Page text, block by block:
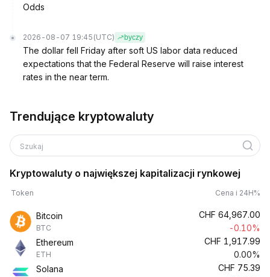
Odds
2026-08-07 19:45 (UTC) byczy
The dollar fell Friday after soft US labor data reduced
expectations that the Federal Reserve will raise interest
rates in the near term.
Trendujące kryptowaluty
Szukaj
Kryptowaluty o największej kapitalizacji rynkowej
Token Cena i 24H%
Bitcoin
BTC
CHF 64,967.00
-0.10%
Ethereum
ETH
CHF 1,917.99
0.00%
Solana
CHF 75.39